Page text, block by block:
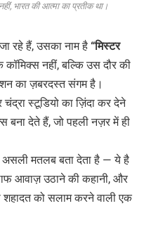
भारत की आत्मा का प्रतीक था।
रहे हैं, उसका नाम है “मिस्टर
कॉमिक्स नहीं, बल्कि उस दौर की
का ज़बरदस्त संगम है।
स्टूडियो का ज़िंदा कर देने
बना देते हैं, जो पहली नज़र में ही
असली मतलब बता देता है — ये है
आवाज़ उठाने की कहानी, और
को सलाम करने वाली एक